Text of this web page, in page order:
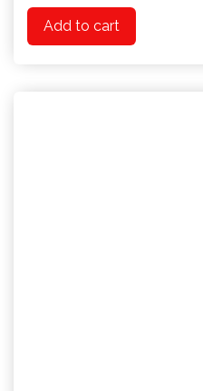
Add to cart